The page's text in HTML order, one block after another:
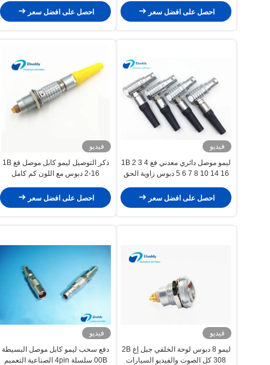
احصل على افضل سعر
احصل على افضل سعر
فيديو
ليمو موصل دائري معدني فغ 1B 2 3 4
5 6 7 8 10 14 16 دبوس زاوية الحق
احصل على افضل سعر
فيديو
ذكر التوصيل ليمو كابل موصل فغ 1B
2-16 دبوس مع اللون كم كامل
احصل على افضل سعر
فيديو
ليمو 8 دبوس لوحة الخلفي جبل إغ 2B
308 كل الصوت والفيديو السيارات
فيديو
دفع سحب ليمو كابل موصل البسيطة
00B سلسلة 4pin الصناعية التعميم